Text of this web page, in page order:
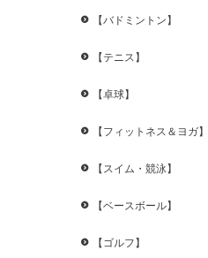
【バドミントン】
【テニス】
【卓球】
【フィットネス＆ヨガ】
【スイム・競泳】
【ベースボール】
【ゴルフ】